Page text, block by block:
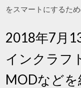
をスマートにするた
2018年7月
インクラフ
MODなどを